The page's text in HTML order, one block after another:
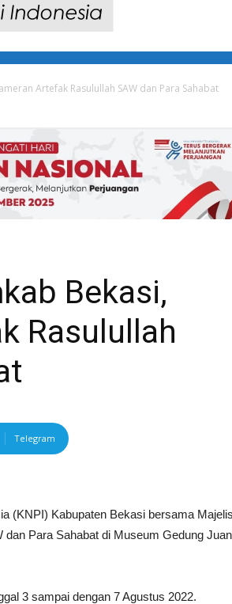
Artefak Rasulullah SAW dan Para Sahabat
Bekasi,
Rasulullah
Telegram
(KNPI) Kabupaten Bekasi bersama Majelis
Para Sahabat di Museum Gedung
3 sampai dengan 7 Agustus 2022.